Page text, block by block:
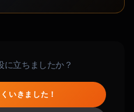
に立ちましたか？
いきました！